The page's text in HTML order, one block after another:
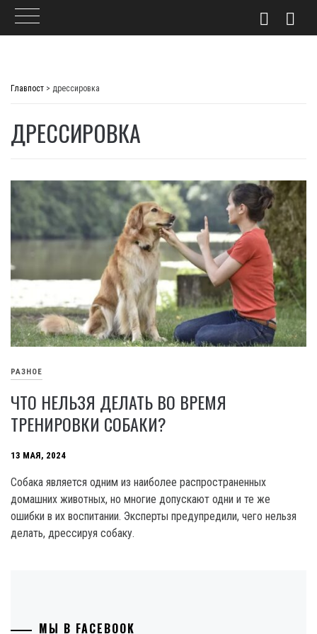
Главпост > дрессировка
ДРЕССИРОВКА
РАЗНОЕ
ЧТО НЕЛЬЗЯ ДЕЛАТЬ ВО ВРЕМЯ
ТРЕНИРОВКИ СОБАКИ?
13 МАЯ, 2024
Собака является одним из наиболее распространенных
домашних животных, но многие допускают одни и те же
ошибки в их воспитании. Эксперты предупредили, чего нельзя
делать, дрессируя собаку.
МЫ В FACEBOOK